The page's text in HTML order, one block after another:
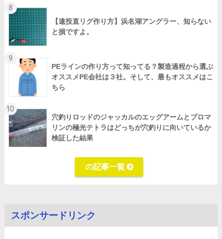
8
【遠投直リグ作り方】浜名湖アングラー、知らない
と損ですよ。
9
PEラインの作り方って知ってる？製造過程から選ぶ
オススメPE会社は３社。そして、最もオススメはこ
ちら
10
穴釣りロッドのジャッカルのエッグアームとプロマ
リンの極光テトラはどっちが穴釣りに向いているか
検証した結果
の記事一覧
スポンサードリンク